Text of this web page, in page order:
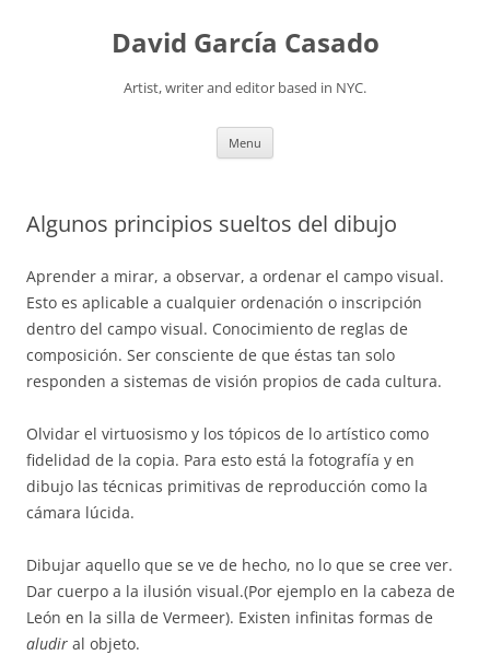
David García Casado
Artist, writer and editor based in NYC.
Menu
Algunos principios sueltos del dibujo
Aprender a mirar, a observar, a ordenar el campo visual.
Esto es aplicable a cualquier ordenación o inscripción
dentro del campo visual. Conocimiento de reglas de
composición. Ser consciente de que éstas tan solo
responden a sistemas de visión propios de cada cultura.
Olvidar el virtuosismo y los tópicos de lo artístico como
fidelidad de la copia. Para esto está la fotografía y en
dibujo las técnicas primitivas de reproducción como la
cámara lúcida.
Dibujar aquello que se ve de hecho, no lo que se cree ver.
Dar cuerpo a la ilusión visual.(Por ejemplo en la cabeza de
León en la silla de Vermeer). Existen infinitas formas de
aludir al objeto.